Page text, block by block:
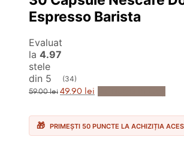
Espresso Barista
Evaluat
la 4.97
stele
din 5
(34)
59.00lei Prețul
inițial
fost:
59.00 lei.
49.90 lei Prețul
curent
49.90 lei.
PRIMEȘTI 50 PUNCTE LA ACHIZIȚIA